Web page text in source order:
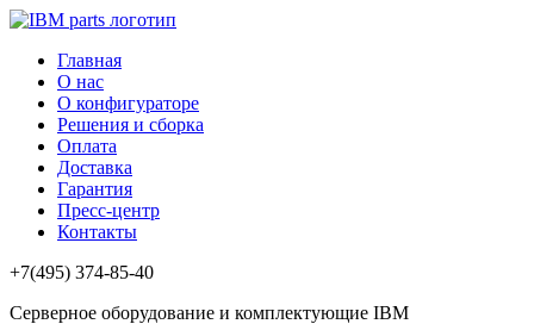
Главная
О нас
О конфигураторе
Решения и сборка
Оплата
Доставка
Гарантия
Пресс-центр
Контакты
+7(495) 374-85-40
Серверное оборудование и комплектующие IBM